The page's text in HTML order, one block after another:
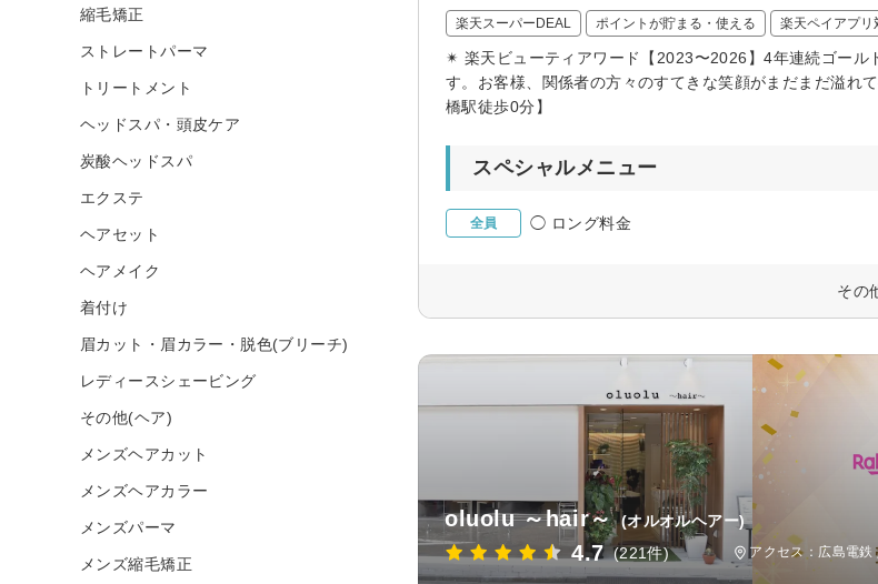
楽天スーパーDEAL ポイントが貯まる・使える 楽天ペイアプリ
✴︎ 楽天ビューティアワード【2023〜2026】4年連続ゴー
す。お客様、関係者の方々のすてきな笑顔がまだまだ溢れ
橋駅徒歩0分】
スペシャルメニュー
全員 ◯ ロング料金
その
oluolu ～hair～ (オルオルヘアー)
4.7 (221件) アクセス：広島電
縮毛矯正
ストレートパーマ
トリートメント
ヘッドスパ・頭皮ケア
炭酸ヘッドスパ
エクステ
ヘアセット
ヘアメイク
着付け
眉カット・眉カラー・脱色(ブリーチ)
レディースシェービング
その他(ヘア)
メンズヘアカット
メンズヘアカラー
メンズパーマ
メンズ縮毛矯正